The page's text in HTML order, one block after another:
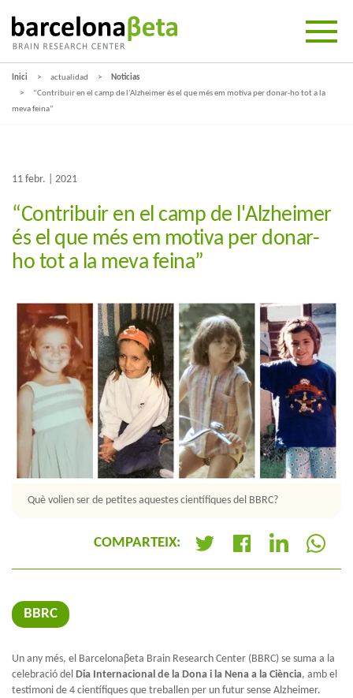
Inici actualidad
Noticias
“Contribuir en el camp de l'Alzheimer és el que més em motiva per donar-ho tot a la
meva feina”
11 febr. | 2021
“Contribuir en el camp de l'Alzheimer
és el que més em motiva per donar-
ho tot a la meva feina”
Què volien ser de petites aquestes científiques del BBRC?
COMPARTEIX:
BBRC
Un any més, el Barcelonaβeta Brain Research Center (BBRC) se suma a la
celebració del Dia Internacional de la Dona i la Nena a la Ciència, amb el
testimoni de 4 científiques que treballen per un futur sense Alzheimer.